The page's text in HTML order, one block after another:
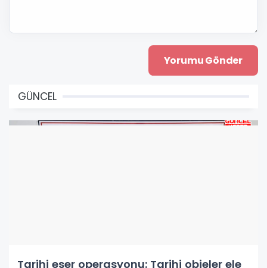
GÜNCEL
Tarihi eser operasyonu: Tarihi objeler ele